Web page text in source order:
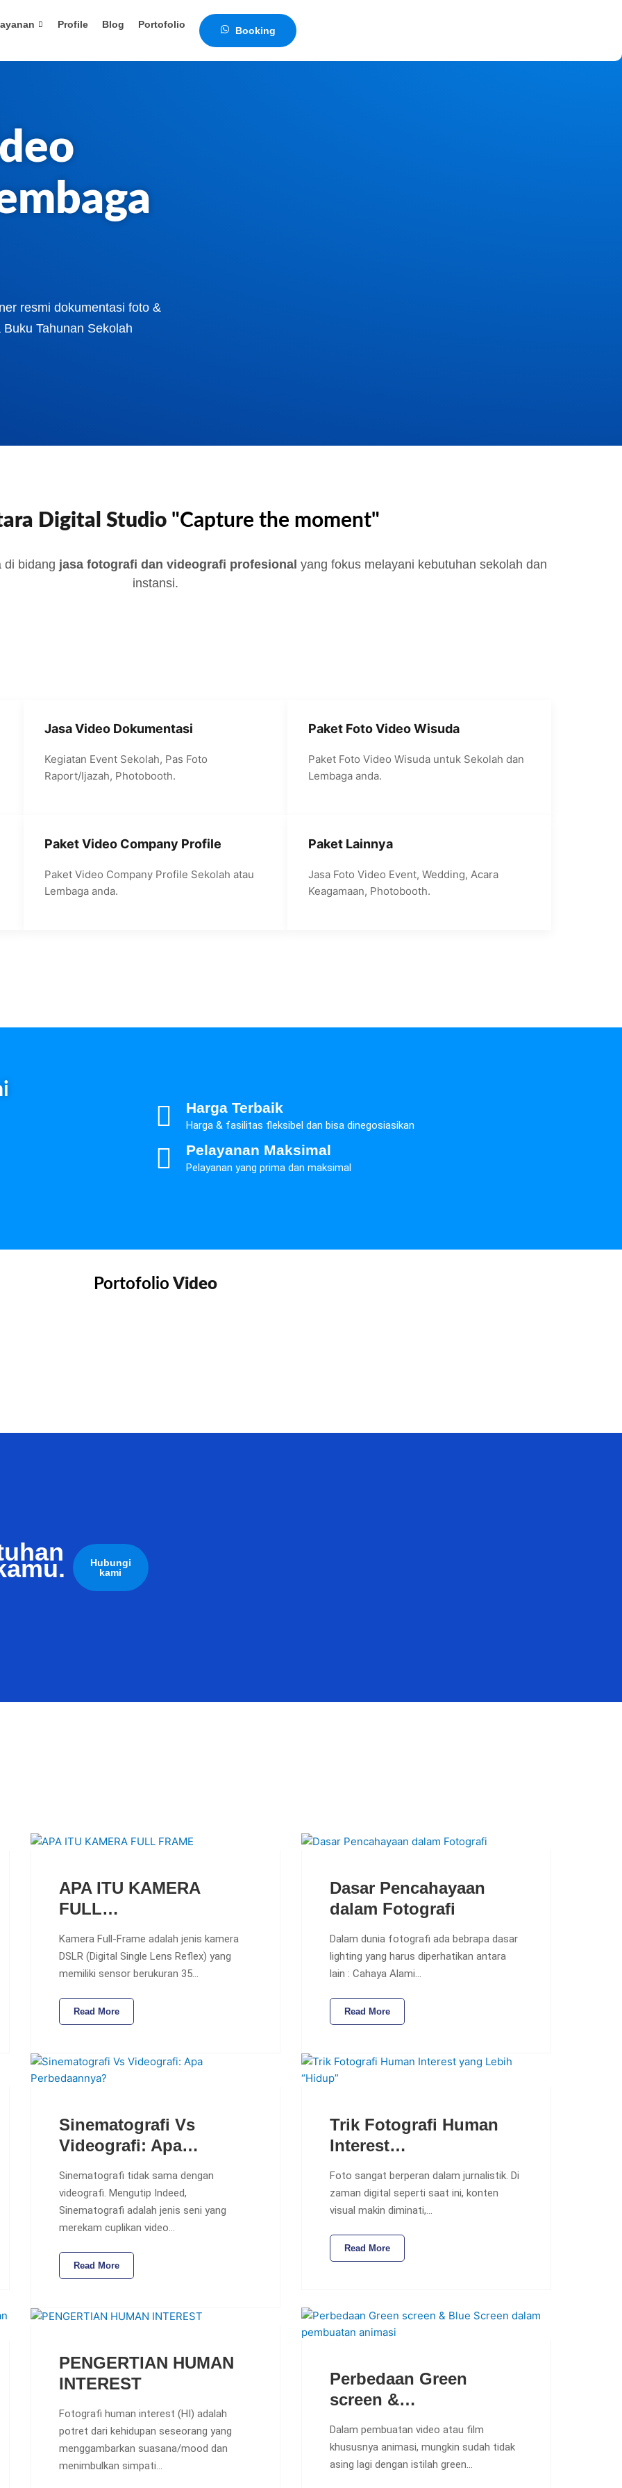
Profile Blog Portofolio
Booking
resmi dokumentasi foto &
Tahunan Sekolah
Digital Studio "Capture the moment"
di bidang jasa fotografi dan videografi profesional yang fokus melayani kebutuhan sekolah dan
instansi.
Jasa Video Dokumentasi
Kegiatan Event Sekolah, Pas Foto
Raport/Ijazah, Photobooth.
Paket Foto Video Wisuda
Paket Foto Video Wisuda untuk Sekolah dan
Lembaga anda.
Paket Video Company Profile
Paket Video Company Profile Sekolah atau
Lembaga anda.
Paket Lainnya
Jasa Foto Video Event, Wedding, Acara
Keagamaan, Photobooth.
Harga Terbaik
Harga & fasilitas fleksibel dan bisa dinegosiasikan
Pelayanan Maksimal
Pelayanan yang prima dan maksimal
Portofolio Video
Hubungi
kami
APA ITU KAMERA
FULL…
Kamera Full-Frame adalah jenis kamera
DSLR (Digital Single Lens Reflex) yang
memiliki sensor berukuran 35…
Read More
Dasar Pencahayaan
dalam Fotografi
Dalam dunia fotografi ada bebrapa dasar
lighting yang harus diperhatikan antara
lain : Cahaya Alami…
Read More
Sinematografi Vs
Videografi: Apa…
Sinematografi tidak sama dengan
videografi. Mengutip Indeed,
Sinematografi adalah jenis seni yang
merekam cuplikan video…
Read More
Trik Fotografi Human
Interest…
Foto sangat berperan dalam jurnalistik. Di
zaman digital seperti saat ini, konten
visual makin diminati,…
Read More
PENGERTIAN HUMAN
INTEREST
Fotografi human interest (HI) adalah
potret dari kehidupan seseorang yang
menggambarkan suasana/mood dan
menimbulkan simpati…
Perbedaan Green
screen &…
Dalam pembuatan video atau film
khususnya animasi, mungkin sudah tidak
asing lagi dengan istilah green…